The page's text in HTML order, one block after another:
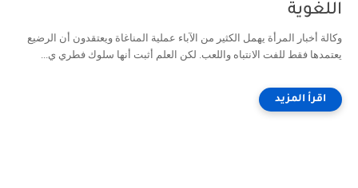
اللغوية
وكالة أخبار المرأة يهمل الكثير من الآباء عملية المناغاة ويعتقدون أن الرضيع
يعتمدها فقط للفت الانتباه واللعب. لكن العلم أثبت أنها سلوك فطري ي...